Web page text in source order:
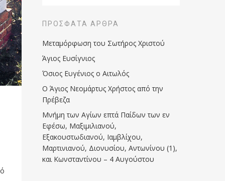
ΠΡΌΣΦΑΤΑ ΆΡΘΡΑ
Μεταμόρφωση του Σωτήρος Χριστού
Άγιος Ευσίγνιος
Όσιος Ευγένιος ο Αιτωλός
Ο Άγιος Νεομάρτυς Χρήστος από την
Πρέβεζα
Μνήμη των Aγίων επτά Παίδων των εν
Eφέσω, Mαξιμιλιανού,
Eξακουστωδιανού, Iαμβλίχου,
Mαρτινιανού, Διονυσίου, Aντωνίνου (1),
και Kωνσταντίνου – 4 Αυγούστου